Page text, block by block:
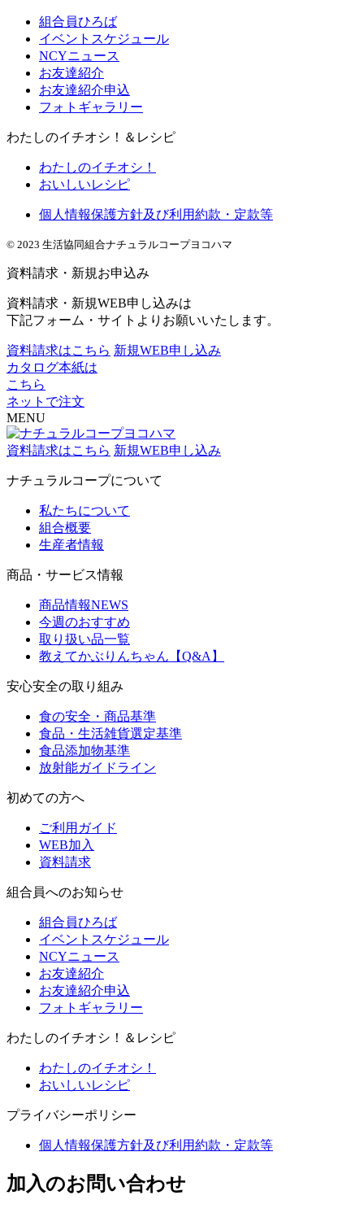
組合員ひろば
イベントスケジュール
NCYニュース
お友達紹介
お友達紹介申込
フォトギャラリー
わたしのイチオシ！＆レシピ
わたしのイチオシ！
おいしいレシピ
個人情報保護方針及び利用約款・定款等
© 2023 生活協同組合ナチュラルコープヨコハマ
資料請求・新規お申込み
資料請求・新規WEB申し込みは
下記フォーム・サイトよりお願いいたします。
資料請求はこちら 新規WEB申し込み
カタログ本紙は
こちら
ネットで注文
MENU
資料請求はこちら 新規WEB申し込み
ナチュラルコープについて
私たちについて
組合概要
生産者情報
商品・サービス情報
商品情報NEWS
今週のおすすめ
取り扱い品一覧
教えてかぶりんちゃん【Q&A】
安心安全の取り組み
食の安全・商品基準
食品・生活雑貨選定基準
食品添加物基準
放射能ガイドライン
初めての方へ
ご利用ガイド
WEB加入
資料請求
組合員へのお知らせ
組合員ひろば
イベントスケジュール
NCYニュース
お友達紹介
お友達紹介申込
フォトギャラリー
わたしのイチオシ！＆レシピ
わたしのイチオシ！
おいしいレシピ
プライバシーポリシー
個人情報保護方針及び利用約款・定款等
加入のお問い合わせ